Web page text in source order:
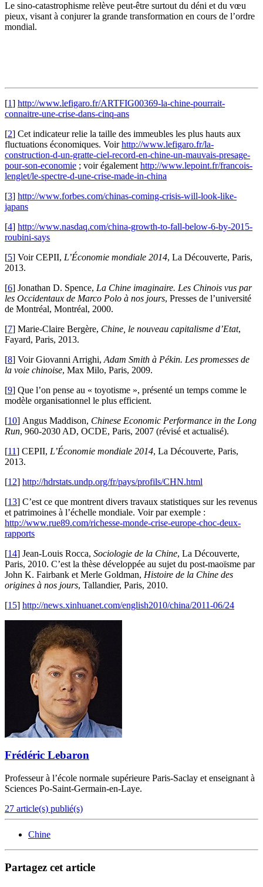
Le sino-catastrophisme relève peut-être surtout du déni et du vœu
pieux, visant à conjurer la grande transformation en cours de l’ordre
mondial.
[1] http://www.lefigaro.fr/ARTFIG00369-la-chine-pourrait-
connaitre-une-crise-dans-cinq-ans
[2] Cet indicateur relie la taille des immeubles les plus hauts aux
fluctuations économiques. Voirhttp://www.lefigaro.fr/la-
construction-d-un-gratte-ciel-record-en-chine-un-mauvais-presage-
pour-son-economie ; voir également http://www.lepoint.fr/francois-
lenglet/le-spectre-d-une-crise-made-in-china
[3] http://www.forbes.com/chinas-coming-crisis-will-look-like-
japans
[4] http://www.nasdaq.com/china-growth-to-fall-below-6-by-2015-
roubini-says
[5] Voir CEPII, L’Économie mondiale 2014, La Découverte, Paris,
2013.
[6] Jonathan D. Spence, La Chine imaginaire. Les Chinois vus par
les Occidentaux de Marco Polo à nos jours, Presses de l’université
de Montréal, Montréal, 2000.
[7] Marie-Claire Bergère, Chine, le nouveau capitalisme d’Etat,
Fayard, Paris, 2013.
[8] Voir Giovanni Arrighi, Adam Smith à Pékin. Les promesses de
la voie chinoise, Max Milo, Paris, 2009.
[9] Que l’on pense au « toyotisme », présenté un temps comme le
modèle organisationnel le plus efficient.
[10] Angus Maddison, Chinese Economic Performance in the Long
Run, 960-2030 AD, OCDE, Paris, 2007 (révisé et actualisé).
[11] CEPII, L’Économie mondiale 2014, La Découverte, Paris,
2013.
[12] http://hdrstats.undp.org/fr/pays/profils/CHN.html
[13] C’est ce que montrent divers travaux statistiques sur les revenus
et patrimoines à l’échelle mondiale. Voir par exemple :
http://www.rue89.com/richesse-monde-crise-europe-choc-deux-
rapports
[14] Jean-Louis Rocca, Sociologie de la Chine, La Découverte,
Paris, 2010. C’est la thèse développée au sujet du post-maoïsme par
John K. Fairbank et Merle Goldman, Histoire de la Chine des
origines à nos jours, Tallandier, Paris, 2010.
[15] http://news.xinhuanet.com/english2010/china/2011-06/24
Frédéric Lebaron
Professeur à l’école normale supérieure Paris-Saclay et enseignant à
Sciences Po-Saint-Germain-en-Laye.
27 article(s) publié(s)
Chine
Partagez cet article